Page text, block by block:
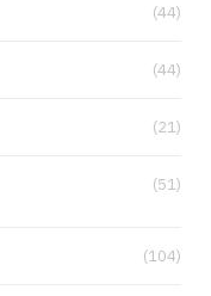
(44)
(44)
(21)
(51)
(104)